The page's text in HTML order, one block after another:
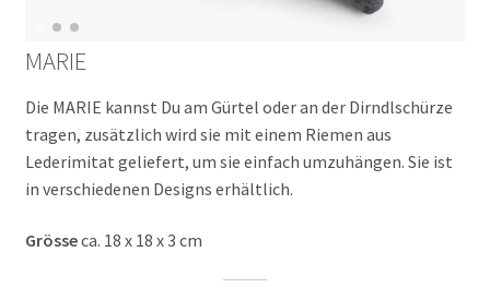
MARIE
Die MARIE kannst Du am Gürtel oder an der Dirndlschürze
tragen, zusätzlich wird sie mit einem Riemen aus
Lederimitat geliefert, um sie einfach umzuhängen. Sie ist
in verschiedenen Designs erhältlich.
Grösseca. 18 x 18 x 3 cm